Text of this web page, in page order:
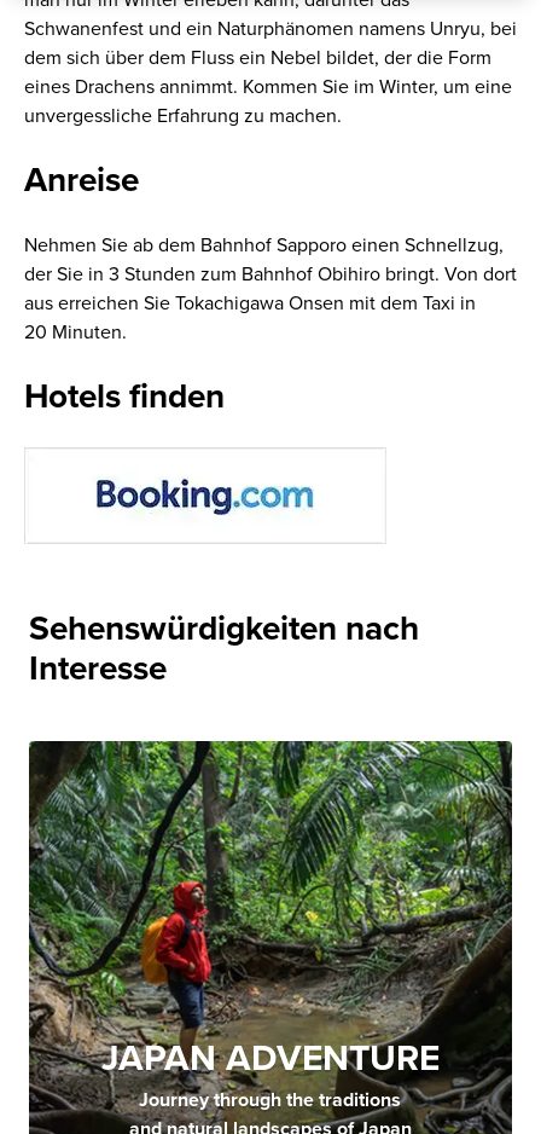
Schwanenfest und ein Naturphänomen namens Unryu, bei
dem sich über dem Fluss ein Nebel bildet, der die Form
eines Drachens annimmt. Kommen Sie im Winter, um eine
unvergessliche Erfahrung zu machen.
Anreise
Nehmen Sie ab dem Bahnhof Sapporo einen Schnellzug,
der Sie in 3 Stunden zum Bahnhof Obihiro bringt. Von dort
aus erreichen Sie Tokachigawa Onsen mit dem Taxi in
20 Minuten.
Hotels finden
Sehenswürdigkeiten nach
Interesse
JAPAN ADVENTURE
Journey through the traditions
and natural landscapes of Japan